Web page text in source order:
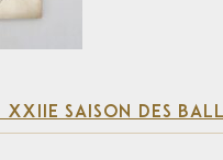
SAISON DES